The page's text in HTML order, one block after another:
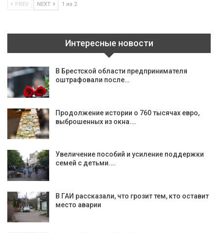
PREV NEXT 1 из 2
Интересные новости
В Брестской области предпринимателя
оштрафовали после…
Продолжение истории о 760 тысячах евро,
выброшенных из окна.…
Увеличение пособий и усиление поддержки
семей с детьми.…
В ГАИ рассказали, что грозит тем, кто оставит
место аварии